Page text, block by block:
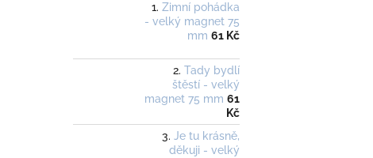
Zimní pohádka
- velký magnet 75
mm 61 Kč
Tady bydlí
štěstí - velký
magnet 75 mm 61
Kč
Je tu krásně,
děkuji - velký